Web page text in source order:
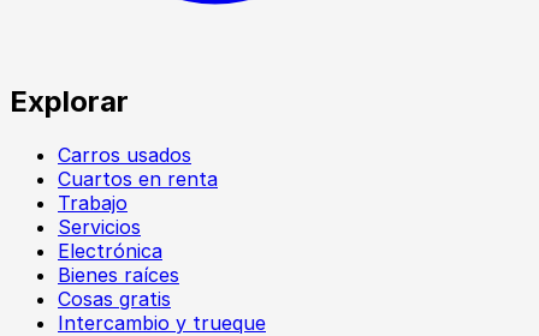
Explorar
Carros usados
Cuartos en renta
Trabajo
Servicios
Electrónica
Bienes raíces
Cosas gratis
Intercambio y trueque